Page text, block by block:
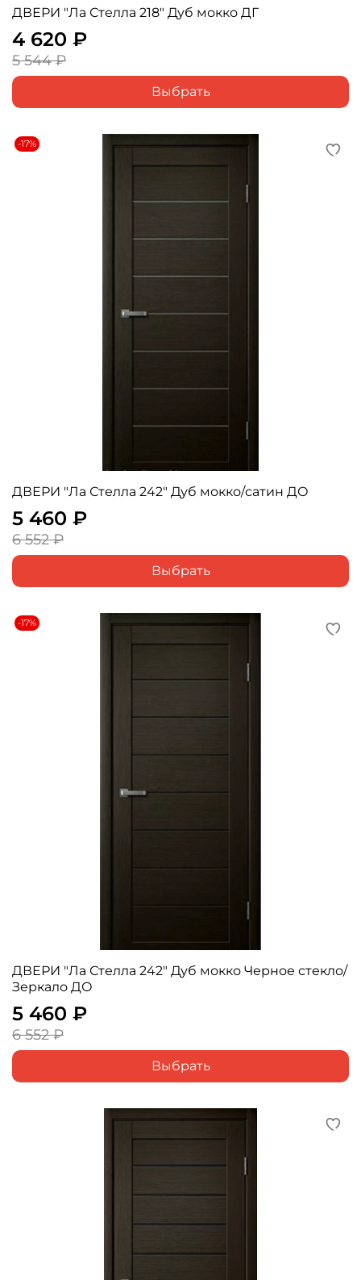
ДВЕРИ "Ла Стелла 218" Дуб мокко ДГ
4 620 ₽
5 544 ₽
Выбрать
-17%
ДВЕРИ "Ла Стелла 242" Дуб мокко/сатин ДО
5 460 ₽
6 552 ₽
Выбрать
-17%
ДВЕРИ "Ла Стелла 242" Дуб мокко Черное стекло/
Зеркало ДО
5 460 ₽
6 552 ₽
Выбрать